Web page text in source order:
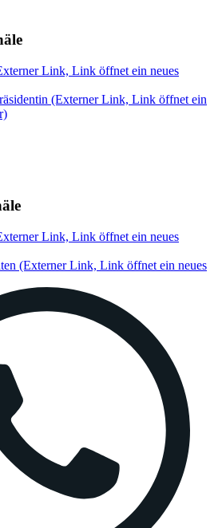
Link, Link öffnet ein neues
(Externer Link, Link öffnet ein
Link, Link öffnet ein neues
(Externer Link, Link öffnet ein neues